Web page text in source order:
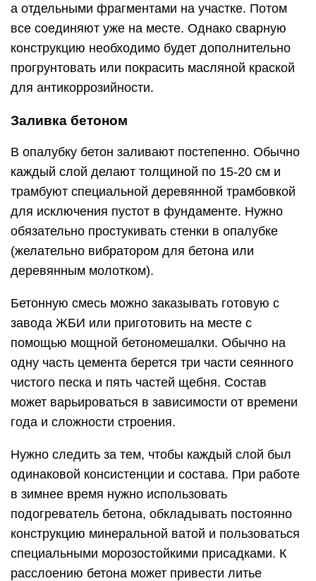
а отдельными фрагментами на участке. Потом
все соединяют уже на месте. Однако сварную
конструкцию необходимо будет дополнительно
прогрунтовать или покрасить масляной краской
для антикоррозийности.
Заливка бетоном
В опалубку бетон заливают постепенно. Обычно
каждый слой делают толщиной по 15-20 см и
трамбуют специальной деревянной трамбовкой
для исключения пустот в фундаменте. Нужно
обязательно простукивать стенки в опалубке
(желательно вибратором для бетона или
деревянным молотком).
Бетонную смесь можно заказывать готовую с
завода ЖБИ или приготовить на месте с
помощью мощной бетономешалки. Обычно на
одну часть цемента берется три части сеянного
чистого песка и пять частей щебня. Состав
может варьироваться в зависимости от времени
года и сложности строения.
Нужно следить за тем, чтобы каждый слой был
одинаковой консистенции и состава. При работе
в зимнее время нужно использовать
подогреватель бетона, обкладывать постоянно
конструкцию минеральной ватой и пользоваться
специальными морозостойкими присадками. К
расслоению бетона может привести литье